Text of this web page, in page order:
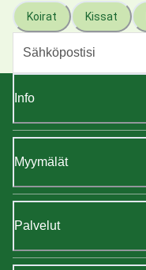
Koirat Kissat
Info
Myymälät
Palvelut